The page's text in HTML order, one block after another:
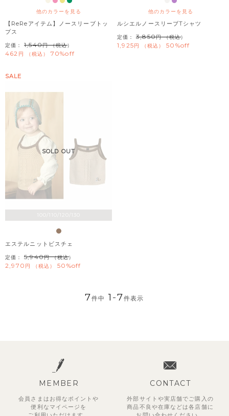
他のカラーを見る
【ReReアイテム】ノースリーブトッ
プス
定価： 1,540 （税込）
462 税込 70%off
他のカラーを見る
ルシエルノースリーブTシャツ
定価： 3,850 （税込）
1,925 税込 50%off
SOLD OUT
SALE
エステルニットビスチェ
定価： 5,940 （税込）
2,970 税込 50%off
7件中 1 -7件表示
MEMBER
会員さまはお得なポイントや
便利な マイページを
CONTACT
外部サイトや実店舗でご購入の
商品不良や在庫などは各店舗に